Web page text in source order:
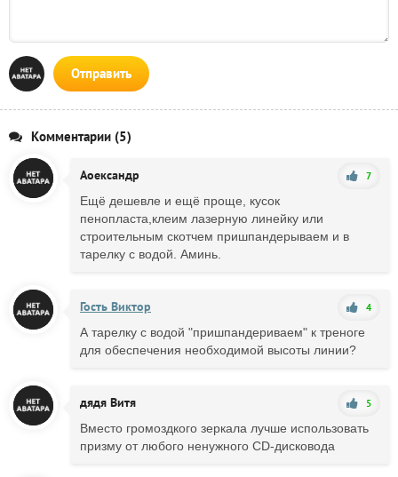
Отправить
Комментарии (5)
Аоександр 7
Ещё дешевле и ещё проще, кусок
пенопласта,клеим лазерную линейку или
строительным скотчем пришпандерываем и в
тарелку с водой. Аминь.
Гость Виктор 4
А тарелку с водой "пришпандериваем" к треноге
для обеспечения необходимой высоты линии?
дядя Витя 5
Вместо громоздкого зеркала лучше использовать
призму от любого ненужного CD-дисковода